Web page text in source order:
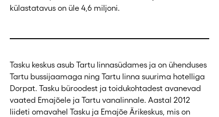
külastatavus on üle 4,6 miljoni.
Tasku keskus asub Tartu linnasüdames ja on ühenduses
Tartu bussijaamaga ning Tartu linna suurima hotelliga
Dorpat. Tasku büroodest ja toidukohtadest avanevad
vaated Emajõele ja Tartu vanalinnale. Aastal 2012
liideti omavahel Tasku ja Emajõe Ärikeskus, mis on